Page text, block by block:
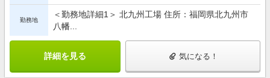
勤務地
＜勤務地詳細1＞ 北九州工場 住所：福岡県北九州市
八幡...
詳細を見る 気になる！